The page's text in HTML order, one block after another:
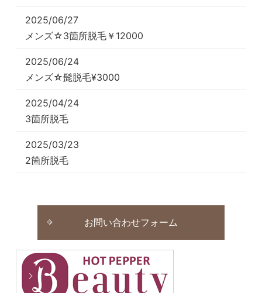
2025/06/27
メンズ☆3箇所脱毛￥12000
2025/06/24
メンズ☆髭脱毛¥3000
2025/04/24
3箇所脱毛
2025/03/23
2箇所脱毛
2025/03/19
メンズ☆おすすめメニュー
2025/03/18
レディースおすすめメニュー♪
お問い合わせフォーム